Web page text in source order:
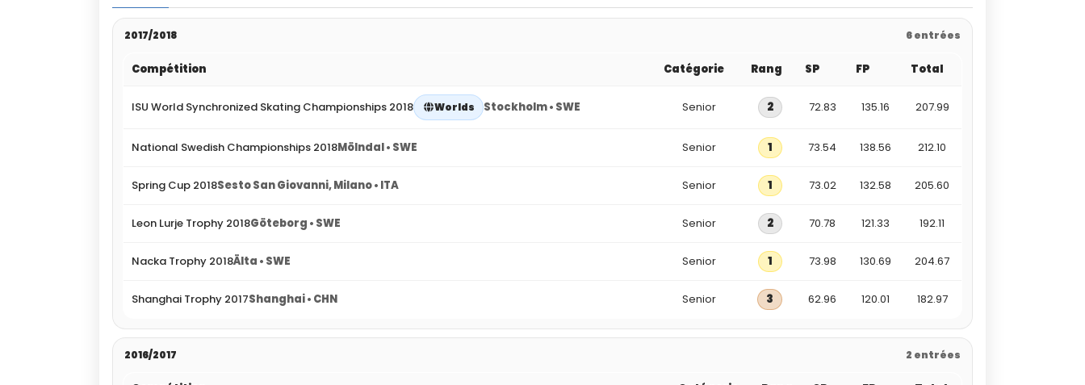
2017/2018 6 entrées
Compétition Catégorie Rang SP FP Total
ISU World Synchronized Skating Championships 2018 Worlds Stockholm • SWE Senior 2 72.83 135.16 207.99
National Swedish Championships 2018Mölndal • SWE Senior 1 73.54 138.56 212.10
Spring Cup 2018Sesto San Giovanni, Milano • ITA Senior 1 73.02 132.58 205.60
Leon Lurje Trophy 2018Göteborg • SWE Senior 2 70.78 121.33 192.11
Nacka Trophy 2018Älta • SWE Senior 1 73.98 130.69 204.67
Shanghai Trophy 2017Shanghai • CHN Senior 3 62.96 120.01 182.97
2016/2017 2 entrées